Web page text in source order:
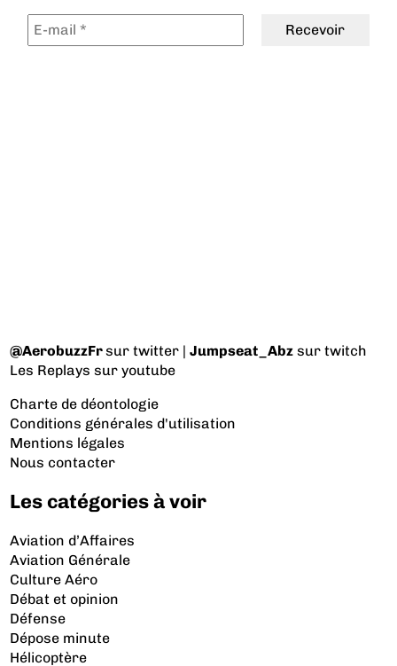
@AerobuzzFrsur twitter |Jumpseat_Abz sur twitch
Les Replays sur youtube
Charte de déontologie
Conditions générales d'utilisation
Mentions légales
Nous contacter
Les catégories à voir
Aviation d’Affaires
Aviation Générale
Culture Aéro
Débat et opinion
Défense
Dépose minute
Hélicoptère